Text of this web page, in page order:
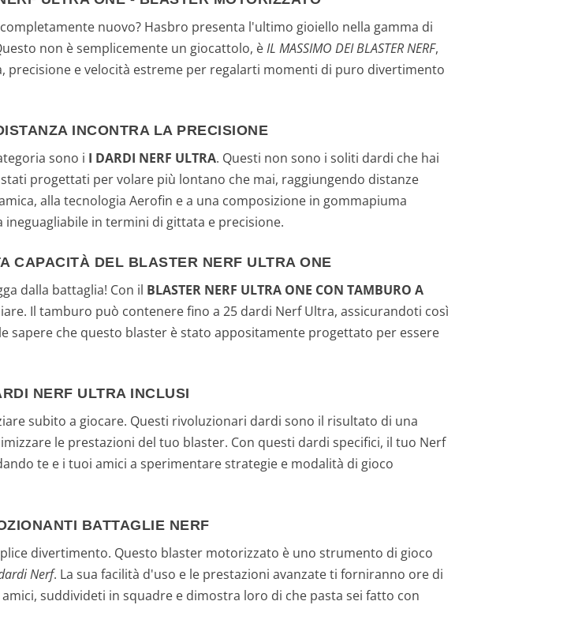
nuovo? Hasbro presenta l'ultimo gioiello nella gamma di
non è semplicemente un giocattolo, èIL MASSIMO DEI BLASTER NERF,
precisione e velocità estreme per regalarti momenti di puro divertimento
INCONTRA LA PRECISIONE
sono i I DARDI NERF ULTRA. Questi non sono i soliti dardi che hai
progettati per volare più lontano che mai, raggiungendo distanze
alla tecnologia Aerofin e a una composizione in gommapiuma
in termini di gittata e precisione.
CAPACITÀ DEL BLASTER NERF ULTRA ONE
dalla battaglia! Con il BLASTER NERF ULTRA ONE CON TAMBURO A
Il tamburo può contenere fino a 25 dardi Nerf Ultra, assicurandoti così
sapere che questo blaster è stato appositamente progettato per essere
NERF ULTRA INCLUSI
subito a giocare. Questi rivoluzionari dardi sono il risultato di una
le prestazioni del tuo blaster. Con questi dardi specifici, il tuo Nerf
te e i tuoi amici a sperimentare strategie e modalità di gioco
BATTAGLIE NERF
divertimento. Questo blaster motorizzato è uno strumento di gioco
Nerf. La sua facilità d'uso e le prestazioni avanzate ti forniranno ore di
suddivideti in squadre e dimostra loro di che pasta sei fatto con